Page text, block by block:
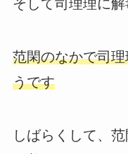
そして司理理に解
范閑のなかで司
うです
しばらくして、